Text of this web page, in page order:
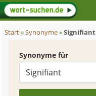
Start»Synonyme»Signifiant
Synonyme für